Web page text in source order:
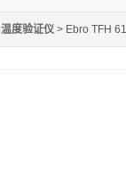
温度验证仪 > Ebro TFH